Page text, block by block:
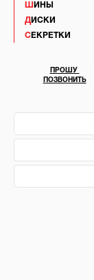
ШИНЫ
ДИСКИ
СЕКРЕТКИ
ПРОШУ
ПОЗВОНИТЬ